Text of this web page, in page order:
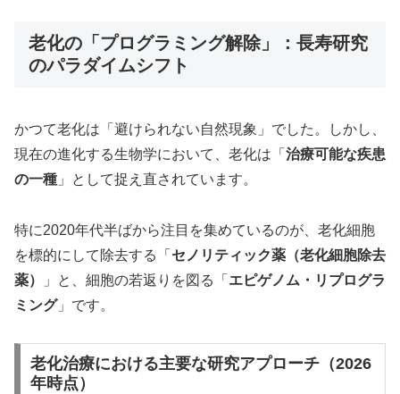
老化の「プログラミング解除」：長寿研究
のパラダイムシフト
かつて老化は「避けられない自然現象」でした。しかし、
現在の進化する生物学において、老化は「 治療可能な疾患
の一種 」として捉え直されています。
特に2020年代半ばから注目を集めているのが、老化細胞
を標的にして除去する「 セノリティック薬（老化細胞除去
薬）
」と、細胞の若返りを図る「 エピゲノム・リプログラ
ミング」です。
老化治療における主要な研究アプローチ（2026
年時点）